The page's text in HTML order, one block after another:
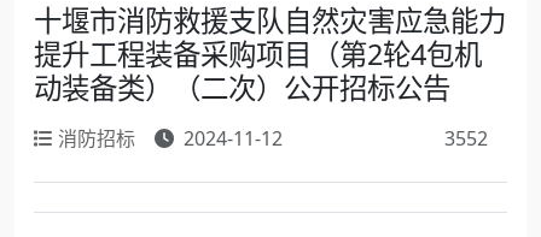
十堰市消防救援支队自然灾害应急能力
提升工程装备采购项目（第2轮4包机
动装备类）（二次）公开招标公告
消防招标 2024-11-12 3552